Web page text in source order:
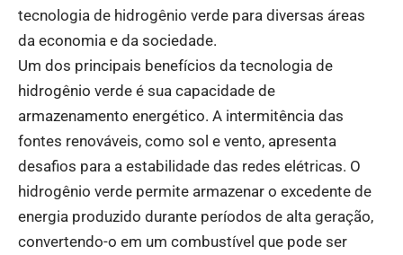
tecnologia de hidrogênio verde para diversas áreas
da economia e da sociedade.
Um dos principais benefícios da tecnologia de
hidrogênio verde é sua capacidade de
armazenamento energético. A intermitência das
fontes renováveis, como sol e vento, apresenta
desafios para a estabilidade das redes elétricas. O
hidrogênio verde permite armazenar o excedente de
energia produzido durante períodos de alta geração,
convertendo-o em um combustível que pode ser